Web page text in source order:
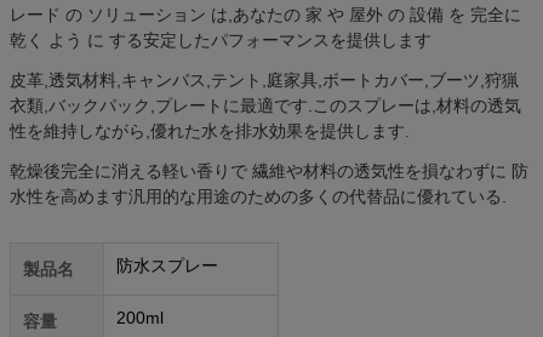
レード の ソリューション は,あなたの 家 や 屋外 の 設備 を 完全に
乾く よう に する安定したパフォーマンスを提供します
皮革,透気材料,キャンバス,テント,庭家具,ボートカバー,ブーツ,狩猟
衣類,バックパック,プレートに最適です.このスプレーは,材料の透気
性を維持しながら,優れた水を排水効果を提供します.
乾燥後完全に消える軽い香りで 繊維や材料の透気性を損なわずに 防
水性を高めます汎用的な用途のための多くの代替品に優れている.
製品名 防水スプレー
容量 200ml